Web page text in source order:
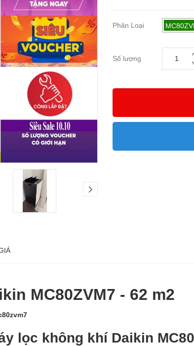
Phân Loại
Số lượng
MC80ZVM7 - 62 m2
lọc không khí Daikin